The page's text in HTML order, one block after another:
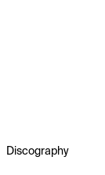
Discography